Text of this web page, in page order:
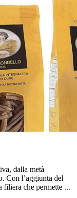
dalla metà
Con l’aggiunta del
filiera che permette ...